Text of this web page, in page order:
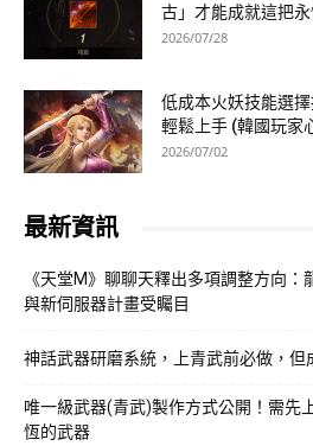
古」才能成就這把
2026/07/28
低成本火妖技能選
輕鬆上手 (韓國玩家
2026/07/02
最新資訊
《天堂M》聊聊天釋出多項調整方向
與新伺服器計畫受矚目
神話武器研磨系統，上青武前必做，但
唯一級武器(青武)製作方式公開！需先
恆的武器